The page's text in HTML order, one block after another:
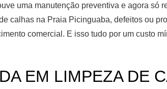
uma manutenção preventiva e agora só
calhas na Praia Picinguaba, defeitos ou
comercial. E isso tudo por um custo
EM LIMPEZA DE